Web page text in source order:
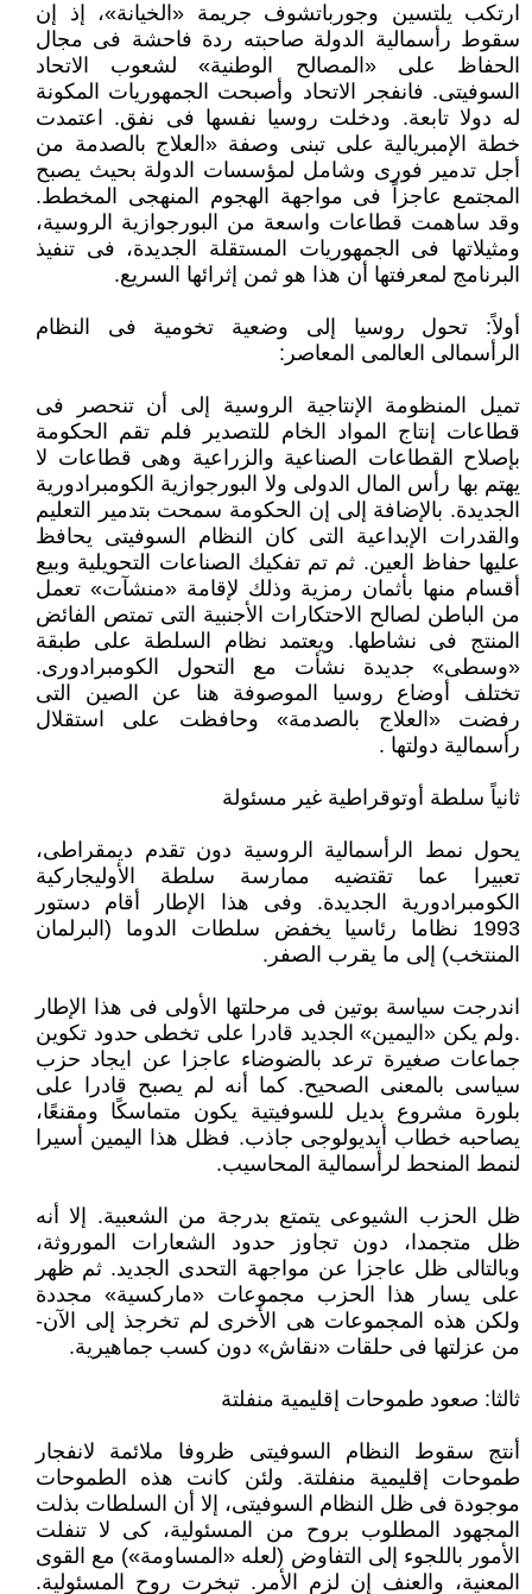
ارتكب يلتسين وجورباتشوف جريمة «الخيانة»، إذ إن
سقوط رأسمالية الدولة صاحبته ردة فاحشة فى مجال
الحفاظ على «المصالح الوطنية» لشعوب الاتحاد
السوفيتى. فانفجر الاتحاد وأصبحت الجمهوريات المكونة
له دولا تابعة. ودخلت روسيا نفسها فى نفق. اعتمدت
خطة الإمبريالية على تبنى وصفة «العلاج بالصدمة من
أجل تدمير فورى وشامل لمؤسسات الدولة بحيث يصبح
المجتمع عاجزاً فى مواجهة الهجوم المنهجى المخطط.
وقد ساهمت قطاعات واسعة من البورجوازية الروسية،
ومثيلاتها فى الجمهوريات المستقلة الجديدة، فى تنفيذ
البرنامج لمعرفتها أن هذا هو ثمن إثرائها السريع.
أولاً: تحول روسيا إلى وضعية تخومية فى النظام
الرأسمالى العالمى المعاصر:
تميل المنظومة الإنتاجية الروسية إلى أن تنحصر فى
قطاعات إنتاج المواد الخام للتصدير فلم تقم الحكومة
بإصلاح القطاعات الصناعية والزراعية وهى قطاعات لا
يهتم بها رأس المال الدولى ولا البورجوازية الكومبرادورية
الجديدة. بالإضافة إلى إن الحكومة سمحت بتدمير التعليم
والقدرات الإبداعية التى كان النظام السوفيتى يحافظ
عليها حفاظ العين. ثم تم تفكيك الصناعات التحويلية وبيع
أقسام منها بأثمان رمزية وذلك لإقامة «منشآت» تعمل
من الباطن لصالح الاحتكارات الأجنبية التى تمتص الفائض
المنتج فى نشاطها. ويعتمد نظام السلطة على طبقة
«وسطى» جديدة نشأت مع التحول الكومبرادورى.
تختلف أوضاع روسيا الموصوفة هنا عن الصين التى
رفضت «العلاج بالصدمة» وحافظت على استقلال
رأسمالية دولتها .
ثانياً سلطة أوتوقراطية غير مسئولة
يحول نمط الرأسمالية الروسية دون تقدم ديمقراطى،
تعبيرا عما تقتضيه ممارسة سلطة الأوليجاركية
الكومبرادورية الجديدة. وفى هذا الإطار أقام دستور
1993 نظاما رئاسيا يخفض سلطات الدوما (البرلمان
المنتخب) إلى ما يقرب الصفر.
اندرجت سياسة بوتين فى مرحلتها الأولى فى هذا الإطار
.ولم يكن «اليمين» الجديد قادرا على تخطى حدود تكوين
جماعات صغيرة ترعد بالضوضاء عاجزا عن ايجاد حزب
سياسى بالمعنى الصحيح. كما أنه لم يصبح قادرا على
بلورة مشروع بديل للسوفيتية يكون متماسكًا ومقنعًا،
يصاحبه خطاب أيديولوجى جاذب. فظل هذا اليمين أسيرا
لنمط المنحط لرأسمالية المحاسيب.
ظل الحزب الشيوعى يتمتع بدرجة من الشعبية. إلا أنه
ظل متجمدا، دون تجاوز حدود الشعارات الموروثة،
وبالتالى ظل عاجزا عن مواجهة التحدى الجديد. ثم ظهر
على يسار هذا الحزب مجموعات «ماركسية» مجددة
ولكن هذه المجموعات هى الأخرى لم تخرجذ إلى الآن-
من عزلتها فى حلقات «نقاش» دون كسب جماهيرية.
ثالثا: صعود طموحات إقليمية منفلتة
أنتج سقوط النظام السوفيتى ظروفا ملائمة لانفجار
طموحات إقليمية منفلتة. ولئن كانت هذه الطموحات
موجودة فى ظل النظام السوفيتى، إلا أن السلطات بذلت
المجهود المطلوب بروح من المسئولية، كى لا تنفلت
الأمور باللجوء إلى التفاوض (لعله «المساومة») مع القوى
المعنية، والعنف إن لزم الأمر. تبخرت روح المسئولية.